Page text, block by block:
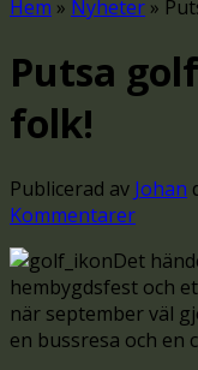
Hem » Nyheter »
Putsa
folk!
Publicerad av Johan
Kommentarer
Det
hembygdsfest och
när september väl
en bussresa och en